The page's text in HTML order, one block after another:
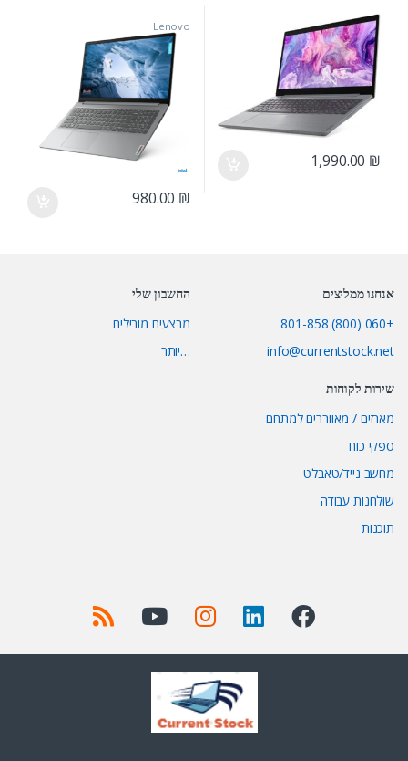
Lenovo
1,990.00 ₪
Lenovo
980.00 ₪
אנחנו ממליצים
+060 (800) 801-858
info@currentstock.net
החשבון שלי
מבצעים מובילים
…יותר
שירות לקוחות
מארזים / מאווררים למתחם
ספקי כוח
מחשב נייד/טאבלט
שולחנות עבודה
תוכנות